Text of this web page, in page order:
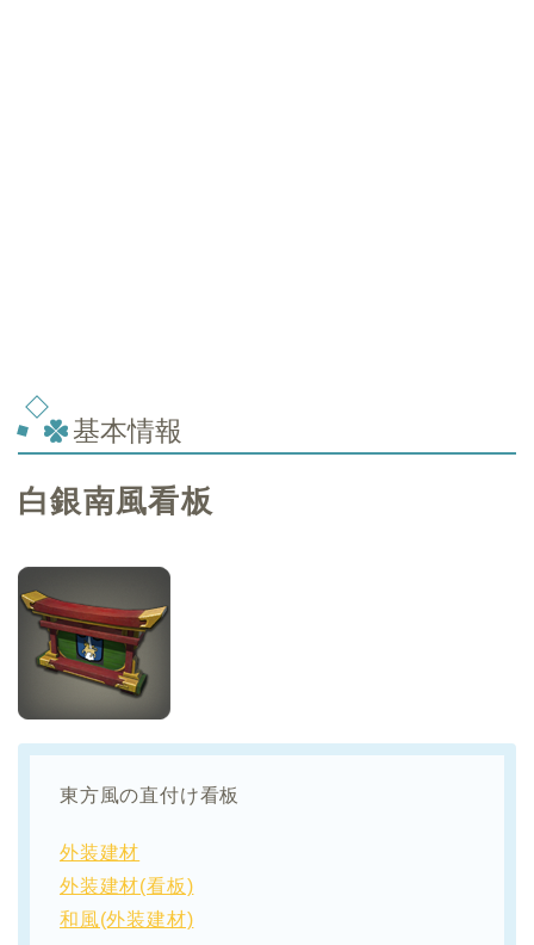
基本情報
白銀南風看板
東方風の直付け看板
外装建材
外装建材(看板)
和風(外装建材)